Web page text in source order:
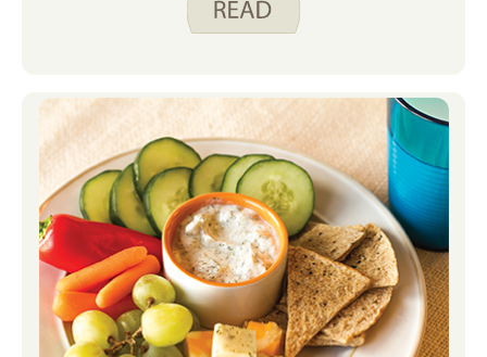
fast-food semble être l’idée parfaite
et riche en sucre. Faire vos propres
smoothies pourrait-il résoudre ce
problème ?